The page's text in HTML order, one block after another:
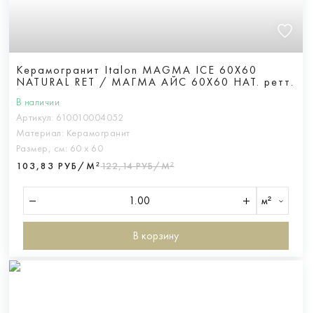
Керамогранит Italon MAGMA ICE 60X60
NATURAL RET / МАГМА АЙС 60X60 НАТ. ретт.
В наличии
Артикул: 610010004052
Материал: Керамогранит
Размер, см: 60 х 60
103,83 РУБ/М²122,14 РУБ/М²
м²
В корзину